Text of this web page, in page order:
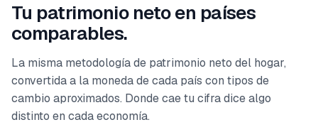
Tu patrimonio neto en países
comparables.
La misma metodología de patrimonio neto del hogar,
convertida a la moneda de cada país con tipos de
cambio aproximados. Donde cae tu cifra dice algo
distinto en cada economía.